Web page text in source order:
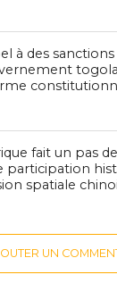
à des
fait un pas
participation
spatiale
UN